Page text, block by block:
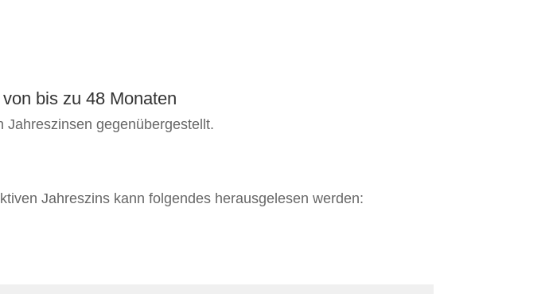
bis zu 48 Monaten
Jahreszinsen gegenübergestellt.
Jahreszins kann folgendes herausgelesen werden: